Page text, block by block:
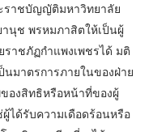
ราชบัญญัติมหาวิทยาลัย
านุช พรหมภาสิตให้เป็นผู้
าชภัฏกำแพงเพชรได้ มติ
มาตรการภายในของฝ่าย
องสิทธิหรือหน้าที่ของผู้
ได้รับความเดือดร้อนหรือ